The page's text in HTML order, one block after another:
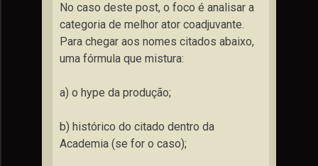
No caso deste post, o foco é analisar a
categoria de melhor ator coadjuvante.
Para chegar aos nomes citados abaixo,
uma fórmula que mistura:
a) o hype da produção;
b) histórico do citado dentro da
Academia (se for o caso);